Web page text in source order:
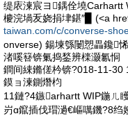
缇庡湅宸ヨ鍝佺墝Carhartt
櫦浣堝叐娆捐垏鍖″▉ (<a
taiwan.com/c/converse-
onverse) 鍚堜綔闄愬畾鑱
渚嗘簮锛氭捣鍫辨檪灏氱恫
鐧间綀鏅傞枔锛?018-11-30
鏌ョ湅鍘熸枃
11鏈?4鏃arhartt WIP鍦ㄦ
岃ɑ鑹插伐瑁濄€嶇噧鐖?8